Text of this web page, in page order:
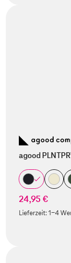
agood
24,95 €
Lieferzeit:1-4